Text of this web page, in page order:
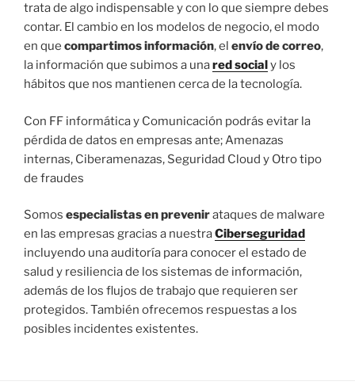
trata de algo indispensable y con lo que siempre debes
contar. El cambio en los modelos de negocio, el modo
en que compartimos información, el envío de correo,
la información que subimos a unared socialy los
hábitos que nos mantienen cerca de la tecnología.
Con FF informática y Comunicación podrás evitar la
pérdida de datos en empresas ante; Amenazas
internas, Ciberamenazas, Seguridad Cloud y Otro tipo
de fraudes
Somos especialistas en prevenirataques de malware
en las empresas gracias a nuestraCiberseguridad
incluyendo una auditoría para conocer el estado de
salud y resiliencia de los sistemas de información,
además de los flujos de trabajo que requieren ser
protegidos. También ofrecemos respuestas a los
posibles incidentes existentes.